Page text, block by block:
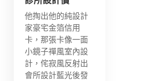
他掏出他的純設計
家豪宅金箔信用
卡，那張卡像一面
小鏡子禪風室內設
計，侘寂風反射出
會所設計藍光後發